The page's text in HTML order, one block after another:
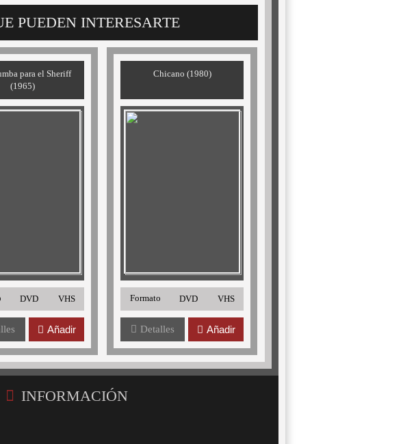
PUEDEN INTERESARTE
para el Sheriff
(1965)
DVD VHS
Añadir
Chicano (1980)
Formato DVD VHS
Detalles Añadir
INFORMACIÓN